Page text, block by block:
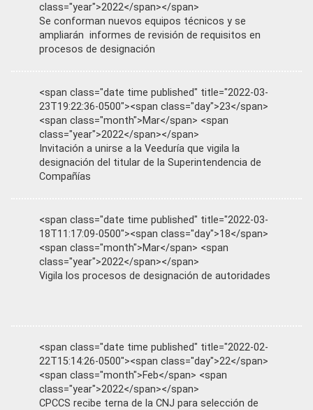
class="year">2022</span></span>
Se conforman nuevos equipos técnicos y se
ampliarán informes de revisión de requisitos en
procesos de designación
<span class="date time published" title="2022-03-
23T19:22:36-0500"><span class="day">23</span>
<span class="month">Mar</span> <span
class="year">2022</span></span>
Invitación a unirse a la Veeduría que vigila la
designación del titular de la Superintendencia de
Compañías
<span class="date time published" title="2022-03-
18T11:17:09-0500"><span class="day">18</span>
<span class="month">Mar</span> <span
class="year">2022</span></span>
Vigila los procesos de designación de autoridades
<span class="date time published" title="2022-02-
22T15:14:26-0500"><span class="day">22</span>
<span class="month">Feb</span> <span
class="year">2022</span></span>
CPCCS recibe terna de la CNJ para selección de